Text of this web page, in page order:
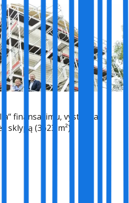
finansavimu, vystytojas
sklypą (3623 m²).